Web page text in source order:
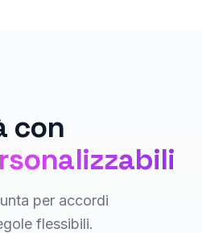
con
per accordi
flessibili.